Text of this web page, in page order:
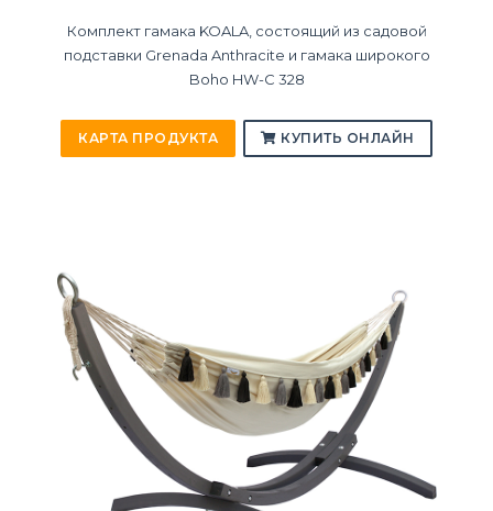
Комплект гамака KOALA, состоящий из садовой
подставки Grenada Anthracite и гамака широкого
Boho HW-C 328
КАРТА ПРОДУКТА КУПИТЬ ОНЛАЙН